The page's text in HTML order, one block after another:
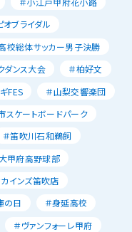
オブライダル
校総体サッカー男子決勝
ダンス大会
＃柏好文
FES
＃山梨交響楽団
スケートボードパーク
＃笛吹川石和鵜飼
甲府高野球部
カインズ笛吹店
の日
＃身延高校
＃ヴァンフォーレ甲府